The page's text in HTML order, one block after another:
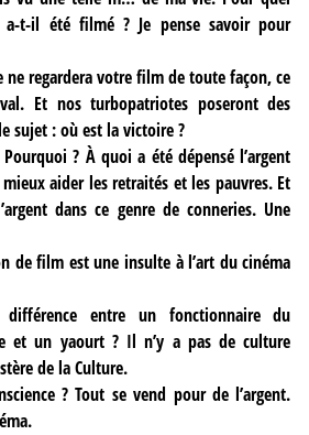
a-t-il été filmé ? Je pense savoir pour
ne regardera votre film de toute façon, ce
Et nos turbopatriotes poseront des
sujet : où est la victoire ?
? À quoi a été dépensé l’argent
aider les retraités et les pauvres. Et
dans ce genre de conneries. Une
de film est une insulte à l’art du cinéma
différence entre un fonctionnaire du
et un yaourt ? Il n’y a pas de culture
de la Culture.
? Tout se vend pour de l’argent.